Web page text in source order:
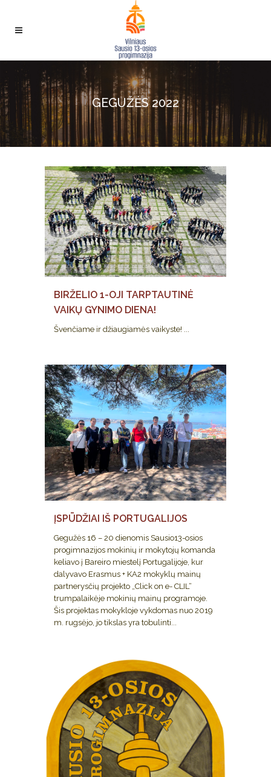
GEGUŽĖS 2022
BIRŽELIO 1-OJI TARPTAUTINĖ
VAIKŲ GYNIMO DIENA!
Švenčiame ir džiaugiamės vaikyste! ...
ĮSPŪDŽIAI IŠ PORTUGALIJOS
Gegužės 16 – 20 dienomis Sausio13-osios
progimnazijos mokinių ir mokytojų komanda
keliavo į Bareiro miestelį Portugalijoje, kur
dalyvavo Erasmus + KA2 mokyklų mainų
partnerysčių projekto „Click on e- CLIL“
trumpalaikėje mokinių mainų programoje.
Šis projektas mokykloje vykdomas nuo 2019
m. rugsėjo, jo tikslas yra tobulinti...